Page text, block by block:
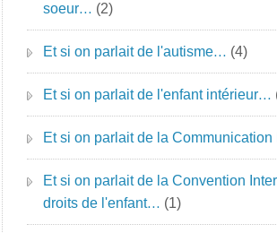
soeur… (2)
Et si on parlait de l'autisme… (4)
Et si on parlait de l'enfant intérieur…
Et si on parlait de la
Et si on parlait de la Convention
droits de l'enfant… (1)